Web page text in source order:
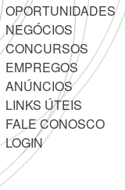
OPORTUNIDADES
NEGÓCIOS
CONCURSOS
EMPREGOS
ANÚNCIOS
LINKS ÚTEIS
FALE CONOSCO
LOGIN